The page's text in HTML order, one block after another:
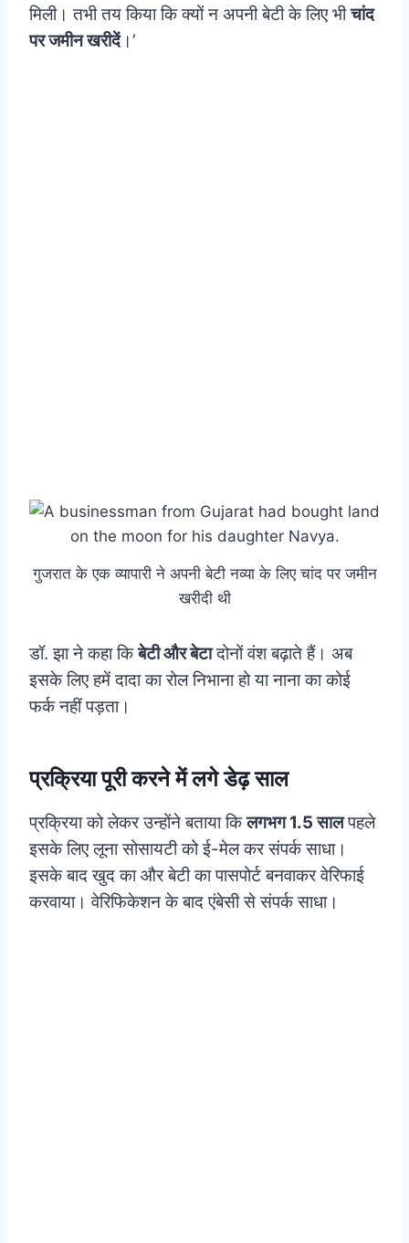
मिली। तभी तय किया कि क्यों न अपनी बेटी के लिए भीचांद
पर जमीन खरीदें।’
गुजरात के एक व्यापारी ने अपनी बेटी नव्या के लिए चांद पर जमीन
खरीदी थी
डॉ. झा ने कहा किबेटी और बेटादोनों वंश बढ़ाते हैं। अब
इसके लिए हमें दादा का रोल निभाना हो या नाना का कोई
फर्क नहीं पड़ता।
प्रक्रिया पूरी करने में लगे डेढ़ साल
प्रक्रिया को लेकर उन्होंने बताया किलगभग 1.5 सालपहले
इसके लिए लूना सोसायटी को ई-मेल कर संपर्क साधा।
इसके बाद खुद का और बेटी का पासपोर्ट बनवाकर वेरिफाई
करवाया। वेरिफिकेशन के बाद एंबेसी से संपर्क साधा।